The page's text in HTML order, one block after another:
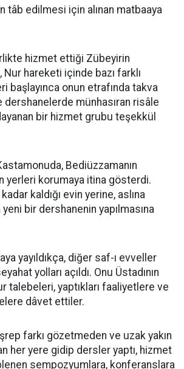
tâb edilmesi için alınan matbaaya
hizmet ettiği Zübeyirin
Nur hareketi içinde bazı farklı
başlayınca onun etrafında takva
dershanelerde münhasıran risâle
bir hizmet grubu teşekkül
Bediüzzamanın
yerleri korumaya itina gösterdi.
kaldığı evin yerine, aslına
bir dershanenin yapılmasına
yayıldıkça, diğer saf-ı evveller
yolları açıldı. Onu Üstadının
talebeleri, yaptıkları faaliyetlere ve
dâvet ettiler.
farkı gözetmeden ve uzak yakın
her yere gidip dersler yaptı, hizmet
sempozyumlara, konferanslara